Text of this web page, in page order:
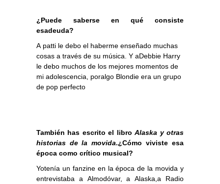
¿Puede saberse en qué consiste
esadeuda?
A patti le debo el haberme enseñado muchas
cosas a través de su música. Y aDebbie Harry
le debo muchos de los mejores momentos de
mi adolescencia, poralgo Blondie era un grupo
de pop perfecto
También has escrito el libro  Alaska y otras
historias de la movida.¿Cómo viviste esa
época como crítico musical?
Yotenía un fanzine en la época de la movida y
entrevistaba a Almodóvar, a Alaska,a Radio